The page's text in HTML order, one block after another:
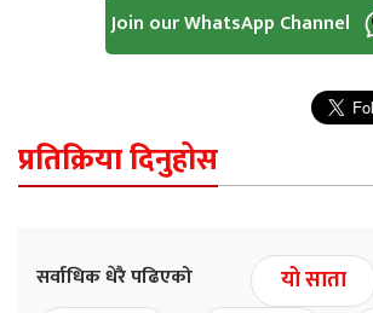
Join our WhatsApp Channel
प्रतिक्रिया दिनुहोस
सर्वाधिक धेरै पढिएको
यो साता